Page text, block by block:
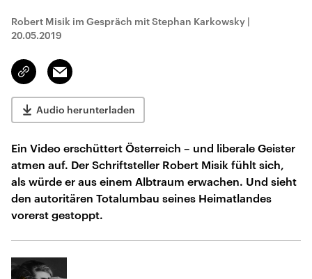
Robert Misik im Gespräch mit Stephan Karkowsky |
20.05.2019
Link
kopieren/teilen
Email
Audio herunterladen
Ein Video erschüttert Österreich – und liberale Geister
atmen auf. Der Schriftsteller Robert Misik fühlt sich,
als würde er aus einem Albtraum erwachen. Und sieht
den autoritären Totalumbau seines Heimatlandes
vorerst gestoppt.